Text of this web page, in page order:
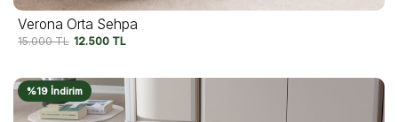
Verona Orta Sehpa
15.000TL 12.500 TL
%19 İndirim